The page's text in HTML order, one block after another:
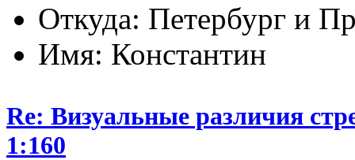
Откуда: Петербург и
Имя: Константин
Re: Визуальные различия
1:160